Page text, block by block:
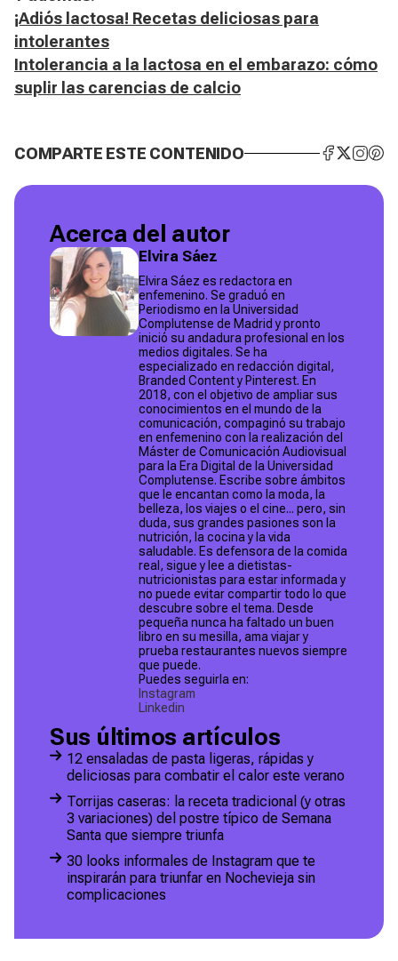
¡Adiós lactosa! Recetas deliciosas para
intolerantes
Intolerancia a la lactosa en el embarazo: cómo
suplir las carencias de calcio
COMPARTE ESTE CONTENIDO
Acerca del autor
Elvira Sáez
Elvira Sáez es redactora en
enfemenino. Se graduó en
Periodismo en la Universidad
Complutense de Madrid y pronto
inició su andadura profesional en los
medios digitales. Se ha
especializado en redacción digital,
Branded Content y Pinterest. En
2018, con el objetivo de ampliar sus
conocimientos en el mundo de la
comunicación, compaginó su trabajo
en enfemenino con la realización del
Máster de Comunicación Audiovisual
para la Era Digital de la Universidad
Complutense. Escribe sobre ámbitos
que le encantan como la moda, la
belleza, los viajes o el cine... pero, sin
duda, sus grandes pasiones son la
nutrición, la cocina y la vida
saludable. Es defensora de la comida
real, sigue y lee a dietistas-
nutricionistas para estar informada y
no puede evitar compartir todo lo que
descubre sobre el tema. Desde
pequeña nunca ha faltado un buen
libro en su mesilla, ama viajar y
prueba restaurantes nuevos siempre
que puede.
Puedes seguirla en:
Instagram
Linkedin
Sus últimos artículos
12 ensaladas de pasta ligeras, rápidas y
deliciosas para combatir el calor este verano
Torrijas caseras: la receta tradicional (y otras
3 variaciones) del postre típico de Semana
Santa que siempre triunfa
30 looks informales de Instagram que te
inspirarán para triunfar en Nochevieja sin
complicaciones